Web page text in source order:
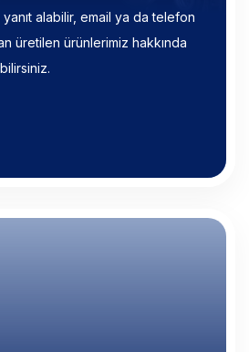
alabilir, email ya da telefon
üretilen ürünlerimiz hakkında